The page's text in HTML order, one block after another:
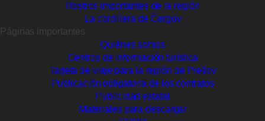
Rostros importantes de la región
La cordillera de Čergov
Páginas importantes
Quiénes somos
Centros de información turística
Tarjeta de viaje para la región de Prešov
Publicación obligatoria de los contratos
Publicidad estatal
Materiales para descargar